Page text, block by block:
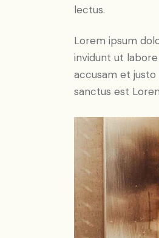
lectus.
Lorem ipsum
invidunt ut
accusam et
sanctus est